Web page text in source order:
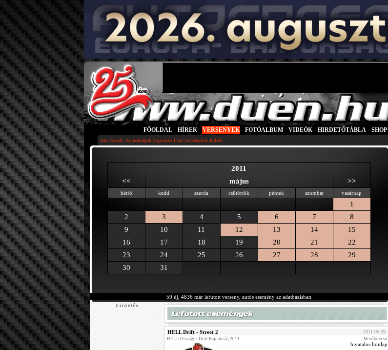
FŐOLDAL HÍREK VERSENYEK FOTÓALBUM VIDEÓK HIRDETŐTÁBLA SHOP
havi bontás | bajnokságok | egysoros lista | versenyinfo küldés
2011
<<
május >>
hétfő kedd szerda csütörtök péntek szombat vasárnap
1
2
3 4 5 6 7
8
9
10 11 12 13 14
15
16
17 18 19 20 21
22
23
24 25 26 27 28
29
30
31
59 új, 4836 már lefutott verseny, autós esemény az adatbázisban
h i r d e t é s
HELL Drift - Street 2 2011.05.29.
HELL Országos Drift Bajnokság 2011 Mezőkövesd
hivatalos honlap